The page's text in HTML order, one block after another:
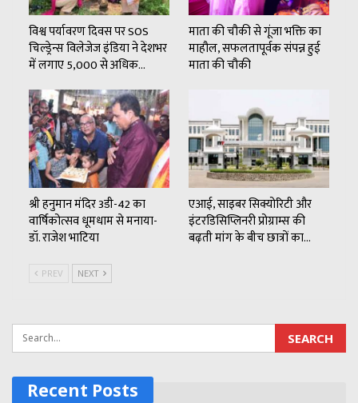
विश्व पर्यावरण दिवस पर SOS
चिल्ड्रेन्स विलेजेज इंडिया ने देशभर
में लगाए 5,000 से अधिक…
माता की चौकी से गूंजा भक्ति का
माहौल, सफलतापूर्वक संपन्न हुई
माता की चौकी
श्री हनुमान मंदिर 3डी-42 का
वार्षिकोत्सव धूमधाम से मनाया-
डॉ. राजेश भाटिया
एआई, साइबर सिक्योरिटी और
इंटरडिसिप्लिनरी प्रोग्राम्स की
बढ़ती मांग के बीच छात्रों का…
PREV NEXT
Recent Posts